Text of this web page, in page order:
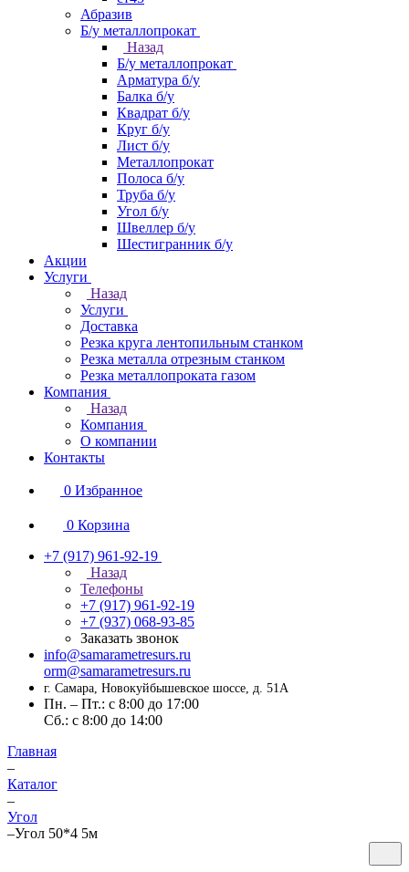
Абразив
Б/у металлопрокат
Назад
Б/у металлопрокат
Арматура б/у
Балка б/у
Квадрат б/у
Круг б/у
Лист б/у
Металлопрокат
Полоса б/у
Труба б/у
Угол б/у
Швеллер б/у
Шестигранник б/у
Акции
Услуги
Назад
Услуги
Доставка
Резка круга лентопильным станком
Резка металла отрезным станком
Резка металлопроката газом
Компания
Назад
Компания
О компании
Контакты
0 Избранное
0 Корзина
+7 (917) 961-92-19
Назад
Телефоны
+7 (917) 961-92-19
+7 (937) 068-93-85
Заказать звонок
info@samarametresurs.ru
orm@samarametresurs.ru
г. Самара, Новокуйбышевское шоссе, д. 51А
Пн. – Пт.: с 8:00 до 17:00
Cб.: с 8:00 до 14:00
Главная
–
Каталог
–
Угол
–Угол 50*4 5м